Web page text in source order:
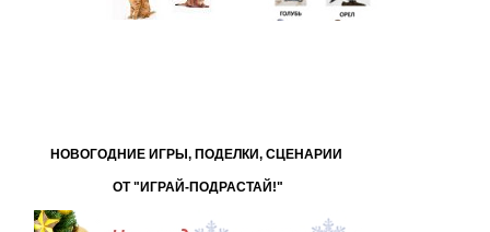
НОВОГОДНИЕ ИГРЫ, ПОДЕЛКИ, СЦЕНАРИИ
ОТ "ИГРАЙ-ПОДРАСТАЙ!"